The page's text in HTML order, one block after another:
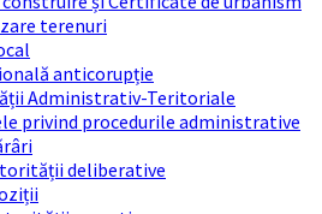
terenuri
anticorupție
Administrativ-Teritoriale
privind procedurile administrative
deliberative